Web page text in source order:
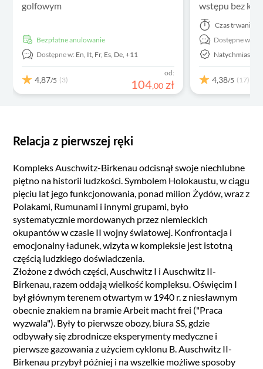
golfowym
Bezpłatne anulowanie
Dostępne w: En, It, Fr, Es, De,+11
4,87/5 (3)
od:
104,00 zł
wstępu bez
Czas trwania
Dostępne w:
4,38/5 (17)
Relacja z pierwszej ręki
Kompleks Auschwitz-Birkenau odcisnął swoje niechlubne
piętno na historii ludzkości. Symbolem Holokaustu, w ciągu
pięciu lat jego funkcjonowania, ponad milion Żydów, wraz z
Polakami, Rumunami i innymi grupami, było
systematycznie mordowanych przez niemieckich
okupantów w czasie II wojny światowej. Konfrontacja i
emocjonalny ładunek, wizyta w kompleksie jest istotną
częścią ludzkiego doświadczenia.
Złożone z dwóch części, Auschwitz I i Auschwitz II-
Birkenau, razem oddają wielkość kompleksu. Oświęcim I
był głównym terenem otwartym w 1940 r. z niesławnym
obecnie znakiem na bramie Arbeit macht frei ("Praca
wyzwala"). Były to pierwsze obozy, biura SS, gdzie
odbywały się zbrodnicze eksperymenty medyczne i
pierwsze gazowania z użyciem cyklonu B. Auschwitz II-
Birkenau przybył później i na wszelkie możliwe sposoby